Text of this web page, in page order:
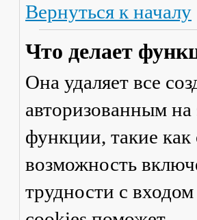
Вернуться к началу
Что делает
Она удаляет все
авторизованным
функции, такие
возможность
трудности с